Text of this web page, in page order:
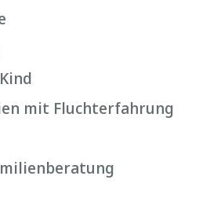
mit Fluchterfahrung